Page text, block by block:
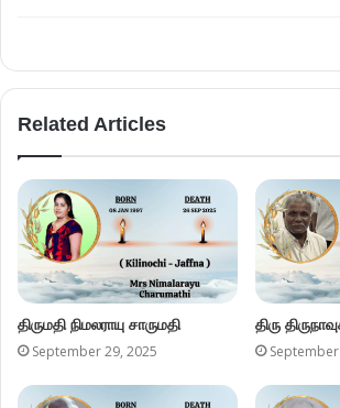
Related Articles
திருமதி நிமலராயு சாருமதி
September 29, 2025
திரு